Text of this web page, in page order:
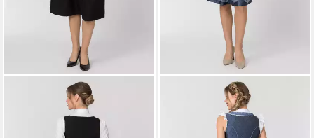
STOCKERPOINTDirndl Zita
STOCKERPOINTDirndl
ab 179,90 €